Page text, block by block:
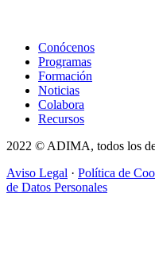
Conócenos
Programas
Formación
Noticias
Colabora
Recursos
2022 © ADIMA, todos los
Aviso Legal · Política de
de Datos Personales